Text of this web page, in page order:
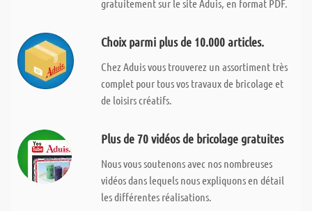
gratuitement sur le site Aduis, en format PDF.
Choix parmi plus de 10.000 articles.
Chez Aduis vous trouverez un assortiment très
complet pour tous vos travaux de bricolage et
de loisirs créatifs.
Plus de 70 vidéos de bricolage gratuites
Nous vous soutenons avec nos nombreuses
vidéos dans lequels nous expliquons en détail
les différentes réalisations.